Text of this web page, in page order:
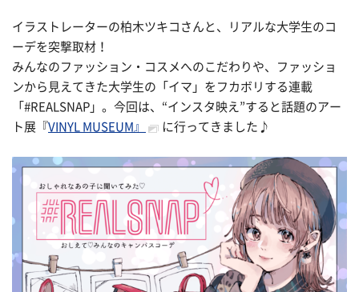
イラストレーターの柏木ツキコさんと、リアルな大学生のコ
ーデを突撃取材！
みんなのファッション・コスメへのこだわりや、ファッショ
ンから見えてきた大学生の「イマ」をフカボリする連載
「#REALSNAP」。今回は、“インスタ映え”すると話題のアー
ト展『VINYL MUSEUM』 に行ってきました♪